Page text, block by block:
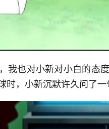
我也对小新对小白的态
时，小新沉默许久问了一